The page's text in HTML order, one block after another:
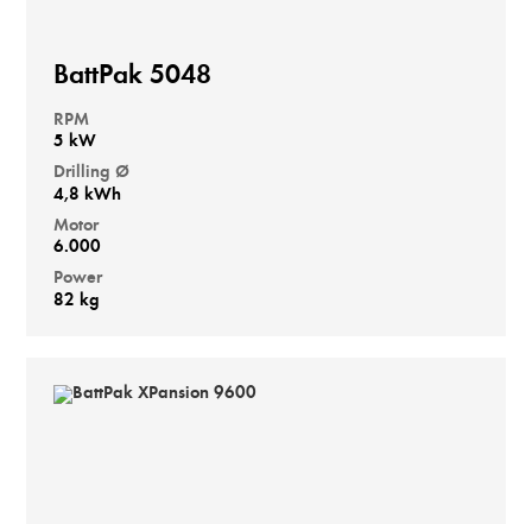
BattPak 5048
RPM
5 kW
Drilling Ø
4,8 kWh
Motor
6.000
Power
82 kg